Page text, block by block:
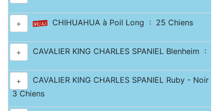
+ CHIHUAHUA à Poil Long : 25 Chiens
+ CAVALIER KING CHARLES SPANIEL Blenheim :
+
CAVALIER KING CHARLES SPANIEL Ruby - Noir
3 Chiens